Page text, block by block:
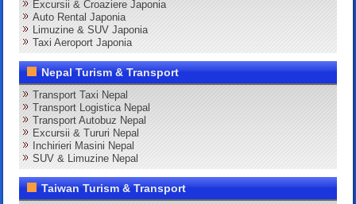
Excursii & Croaziere Japonia
Auto Rental Japonia
Limuzine & SUV Japonia
Taxi Aeroport Japonia
Nepal Turism & Transport
Transport Taxi Nepal
Transport Logistica Nepal
Transport Autobuz Nepal
Excursii & Tururi Nepal
Inchirieri Masini Nepal
SUV & Limuzine Nepal
Taiwan Turism & Transport